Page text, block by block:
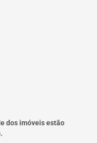
dos imóveis estão